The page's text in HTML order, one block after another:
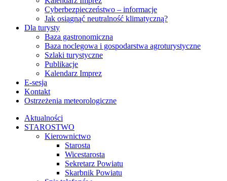
Cyberbezpieczeństwo – informacje
Jak osiągnąć neutralność klimatyczną?
Dla turysty
Baza gastronomiczna
Baza noclegowa i gospodarstwa agroturystyczne
Szlaki turystyczne
Publikacje
Kalendarz Imprez
E-sesja
Kontakt
Ostrzeżenia meteorologiczne
Aktualności
STAROSTWO
Kierownictwo
Starosta
Wicestarosta
Sekretarz Powiatu
Skarbnik Powiatu